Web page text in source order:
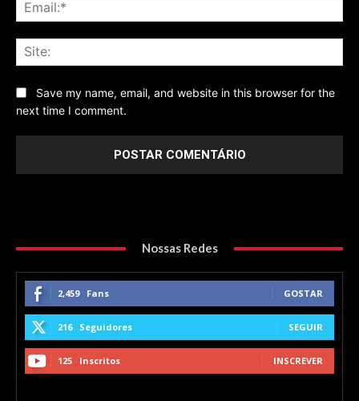
Save my name, email, and website in this browser for the
next time I comment.
Nossas Redes
2,459 Fans GOSTAR
216 Seguidores SEGUIR
125 Inscritos INSCREVER